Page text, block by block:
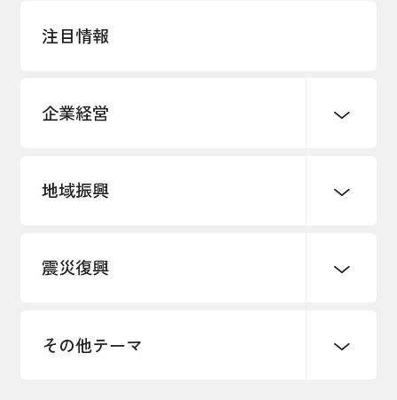
注目情報
企業経営
創業
事業承継・引継ぎ支援
雇用・労働・人材確保
地域振興
まちづくり
震災復興
令和６年能登半島地震関連
その他テーマ